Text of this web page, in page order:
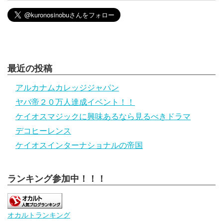
最近の投稿
アルカナムカレッジジャパン
ヤバ帝２０万人達成イベント！！
ケイオスマジックに興味あるなら見るべきドラマ
デコヒーレンス
ケイオスインターナショナルの帝国
ランキング参加中！！！
オカルトランキング